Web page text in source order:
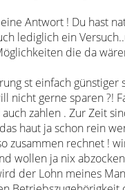
Antwort ! Du hast
lediglich ein
die da
st einfach günstiger
nicht gerne sparen ?!
zahlen . Zur Zeit
haut ja schon rein
zusammen rechnet !
wollen ja nix
der Lohn meines